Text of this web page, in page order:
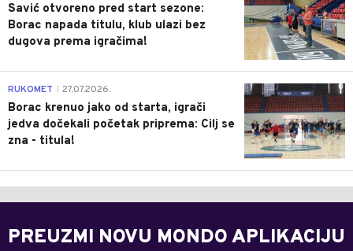
Savić otvoreno pred start sezone:
Borac napada titulu, klub ulazi bez
dugova prema igračima!
0
RUKOMET 27.07.2026.
Borac krenuo jako od starta, igrači
jedva dočekali početak priprema: Cilj se
zna - titula!
PREUZMI NOVU MONDO APLIKACIJU